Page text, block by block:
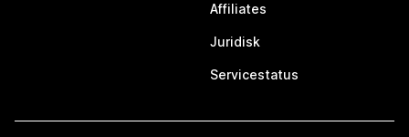
Affiliates
Juridisk
Servicestatus